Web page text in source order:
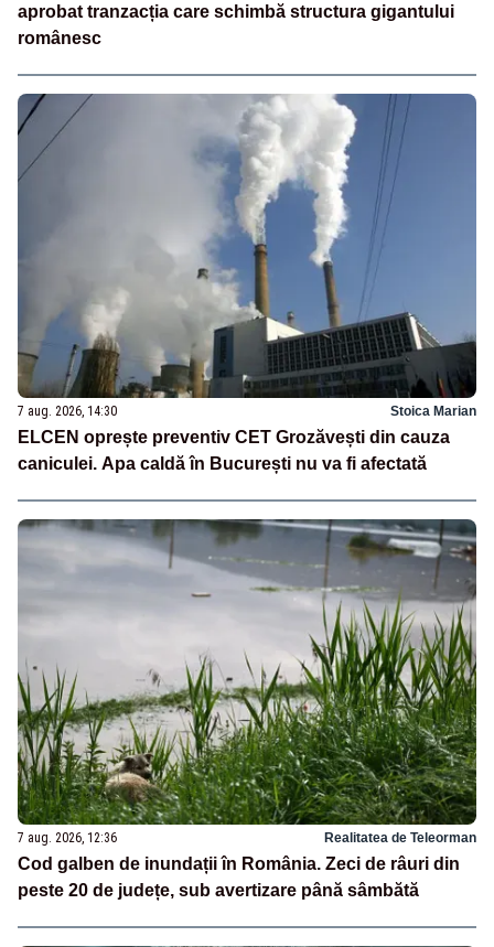
aprobat tranzacția care schimbă structura gigantului
românesc
7 aug. 2026, 14:30 Stoica Marian
ELCEN oprește preventiv CET Grozăvești din cauza
caniculei. Apa caldă în București nu va fi afectată
7 aug. 2026, 12:36 Realitatea de Teleorman
Cod galben de inundații în România. Zeci de râuri din
peste 20 de județe, sub avertizare până sâmbătă